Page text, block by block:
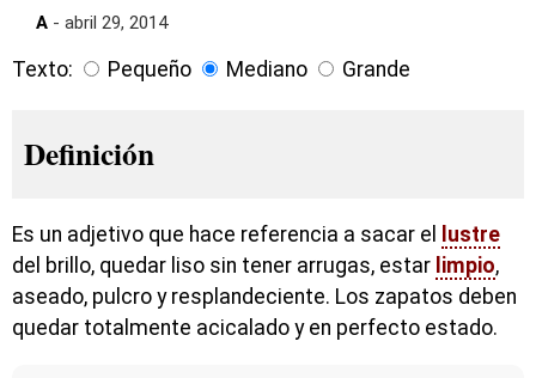
A - abril 29, 2014
Texto: Pequeño Mediano Grande
Definición
Es un adjetivo que hace referencia a sacar el
lustre
del brillo, quedar liso sin tener arrugas, estar limpio,
aseado, pulcro y resplandeciente. Los zapatos deben
quedar totalmente acicalado y en perfecto estado.